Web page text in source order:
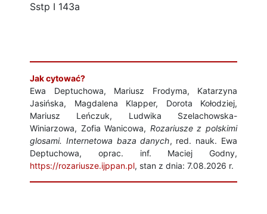
Sstp I 143a
Jak cytować?
Ewa Deptuchowa, Mariusz Frodyma, Katarzyna
Jasińska, Magdalena Klapper, Dorota Kołodziej,
Mariusz Leńczuk, Ludwika Szelachowska-
Winiarzowa, Zofia Wanicowa, Rozariusze z polskimi
glosami. Internetowa baza danych, red. nauk. Ewa
Deptuchowa, oprac. inf. Maciej Godny,
https://rozariusze.ijppan.pl, stan z dnia: 7.08.2026 r.